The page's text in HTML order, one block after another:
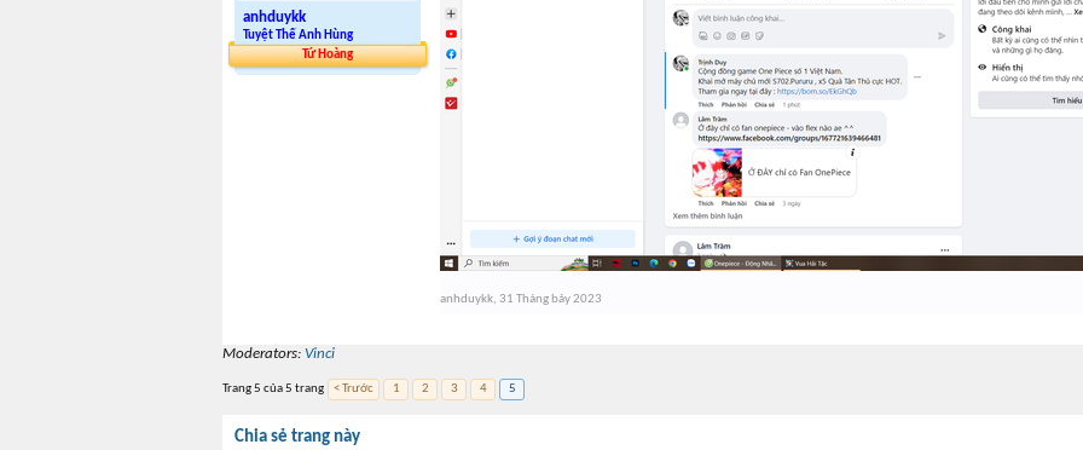
anhduykk
Tuyệt Thế Anh Hùng
Tứ Hoàng
anhduykk, 31 Tháng bảy 2023
Moderators: Vinci
Trang 5 của 5 trang < Trước 1 2 3 4 5
Chia sẻ trang này